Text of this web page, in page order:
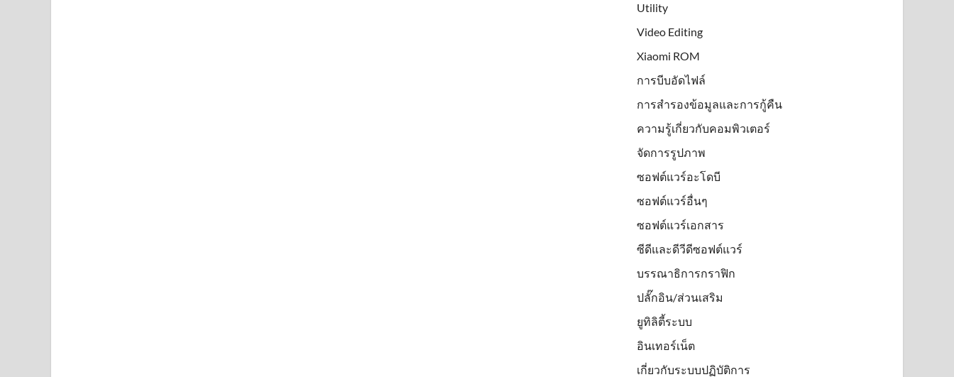
Utility
Video Editing
Xiaomi ROM
การบีบอัดไฟล์
การสำรองข้อมูลและการกู้คืน
ความรู้เกี่ยวกับคอมพิวเตอร์
จัดการรูปภาพ
ซอฟต์แวร์อะโดบี
ซอฟต์แวร์อื่นๆ
ซอฟต์แวร์เอกสาร
ซีดีและดีวีดีซอฟต์แวร์
บรรณาธิการกราฟิก
ปลั๊กอิน/ส่วนเสริม
ยูทิลิตี้ระบบ
อินเทอร์เน็ต
เกี่ยวกับระบบปฏิบัติการ